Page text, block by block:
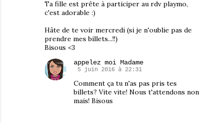
Ta fille est prête à participer au rdv playmo,
c'est adorable :)
Hâte de te voir mercredi (si je n'oublie pas de
prendre mes billets...!!)
Bisous <3
appelez moi Madame
5 juin 2016 à 22:31
Comment ça tu n'as pas pris tes
billets? Vite vite! Nous t'attendons non
mais! Bisous